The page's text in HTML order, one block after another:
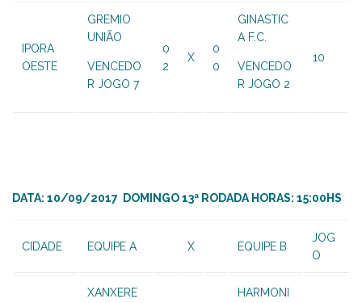
IPORA
OESTE
GREMIO
UNIÃO
VENCEDO
R JOGO 7
0
2
X
0
0
GINASTIC
A F.C.
VENCEDO
R JOGO 2
10
DATA: 10/09/2017 DOMINGO 13ª RODADA HORAS: 15:00HS
CIDADE EQUIPE A X EQUIPE B
JOG
O
XANXERE
HARMONI